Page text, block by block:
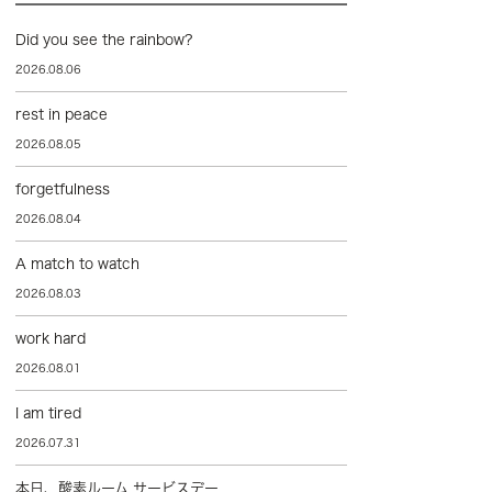
Did you see the rainbow?
2026.08.06
rest in peace
2026.08.05
forgetfulness
2026.08.04
A match to watch
2026.08.03
work hard
2026.08.01
I am tired
2026.07.31
本日、酸素ルーム サービスデー